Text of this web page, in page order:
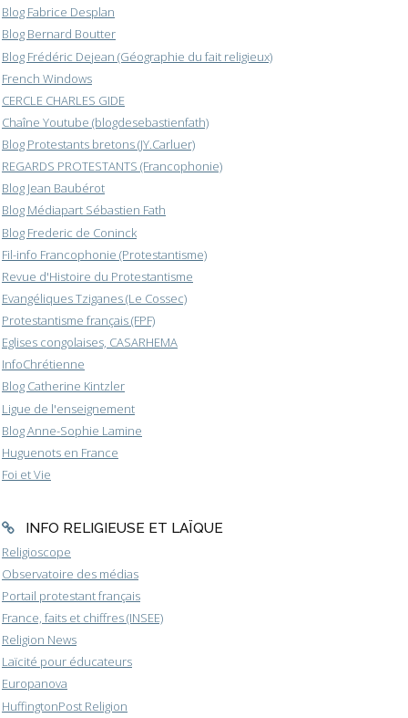
Blog Fabrice Desplan
Blog Bernard Boutter
Blog Frédéric Dejean (Géographie du fait religieux)
French Windows
CERCLE CHARLES GIDE
Chaîne Youtube (blogdesebastienfath)
Blog Protestants bretons (JY.Carluer)
REGARDS PROTESTANTS (Francophonie)
Blog Jean Baubérot
Blog Médiapart Sébastien Fath
Blog Frederic de Coninck
Fil-info Francophonie (Protestantisme)
Revue d'Histoire du Protestantisme
Evangéliques Tziganes (Le Cossec)
Protestantisme français (FPF)
Eglises congolaises, CASARHEMA
InfoChrétienne
Blog Catherine Kintzler
Ligue de l'enseignement
Blog Anne-Sophie Lamine
Huguenots en France
Foi et Vie
INFO RELIGIEUSE ET LAÏQUE
Religioscope
Observatoire des médias
Portail protestant français
France, faits et chiffres (INSEE)
Religion News
Laïcité pour éducateurs
Europanova
HuffingtonPost Religion